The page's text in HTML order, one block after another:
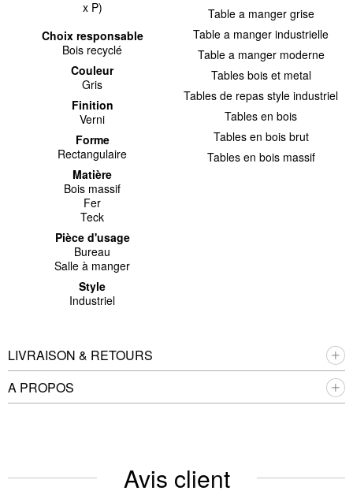
x P)
Choix responsable
Bois recyclé
Couleur
Gris
Finition
Verni
Forme
Rectangulaire
Matière
Bois massif
Fer
Teck
Pièce d'usage
Bureau
Salle à manger
Style
Industriel
Table a manger grise
Table a manger industrielle
Table a manger moderne
Tables bois et metal
Tables de repas style industriel
Tables en bois
Tables en bois brut
Tables en bois massif
LIVRAISON & RETOURS
A PROPOS
Avis client